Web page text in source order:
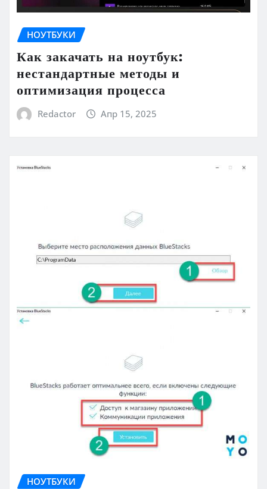
НОУТБУКИ
Как закачать на ноутбук:
нестандартные методы и
оптимизация процесса
Redactor Апр 15, 2025
НОУТБУКИ